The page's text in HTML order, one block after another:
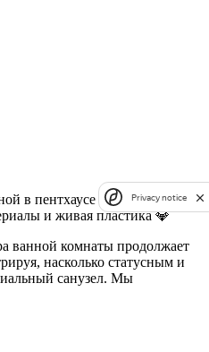
в пентхаусе 777 м² |
и живая пластика 💎
ванной комнаты продолжает
насколько статусным и
санузел. Мы
Privacy notice